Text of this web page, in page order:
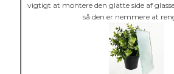
vigtigt at montere den glatte side af
så den er nemmere at